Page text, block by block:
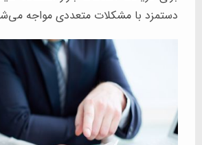
دستمزد با مشکلات متعددی مواجه